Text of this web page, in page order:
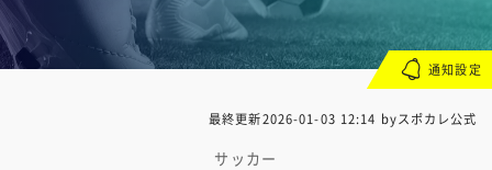
最終更新2026-01-03 12:14 byスポカレ公式
サッカー
通知設定